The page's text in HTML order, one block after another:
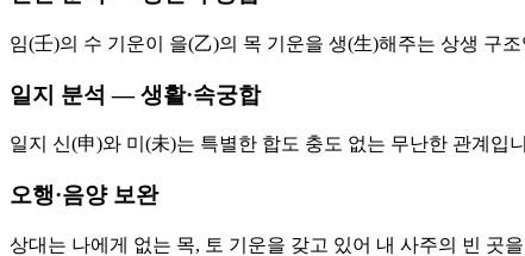
임(壬)의 수 기운이 을(乙)의 목 기운을 생(生)해주는 상생 구
일지 분석 — 생활·속궁합
일지 신(申)와 미(未)는 특별한 합도 충도 없는 무난한 관계
오행·음양 보완
상대는 나에게 없는 목, 토 기운을 갖고 있어 내 사주의 빈 곳